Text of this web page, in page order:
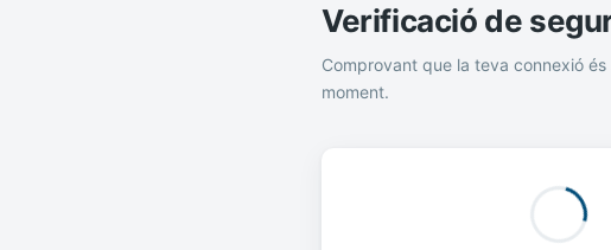
Verificació de
Comprovant que la teva connexió és
moment.